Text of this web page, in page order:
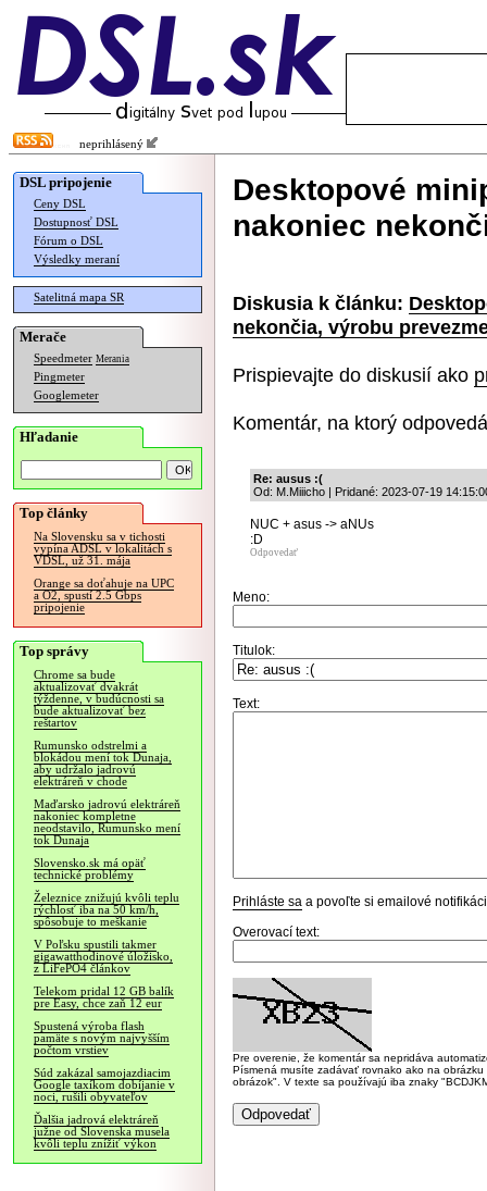
neprihlásený
DSL pripojenie
Ceny DSL
Dostupnosť DSL
Fórum o DSL
Výsledky meraní
Satelitná mapa SR
Merače
Speedmeter Merania
Pingmeter
Googlemeter
Hľadanie
Top články
Na Slovensku sa v tichosti
vypína ADSL v lokalitách s
VDSL, už 31. mája
Orange sa doťahuje na UPC
a O2, spustí 2.5 Gbps
pripojenie
Top správy
Chrome sa bude
aktualizovať dvakrát
týždenne, v budúcnosti sa
bude aktualizovať bez
reštartov
Rumunsko odstrelmi a
blokádou mení tok Dunaja,
aby udržalo jadrovú
elektráreň v chode
Maďarsko jadrovú elektráreň
nakoniec kompletne
neodstavilo, Rumunsko mení
tok Dunaja
Slovensko.sk má opäť
technické problémy
Železnice znižujú kvôli teplu
rýchlosť iba na 50 km/h,
spôsobuje to meškanie
V Poľsku spustili takmer
gigawatthodinové úložisko,
z LiFePO4 článkov
Telekom pridal 12 GB balík
pre Easy, chce zaň 12 eur
Spustená výroba flash
pamäte s novým najvyšším
počtom vrstiev
Súd zakázal samojazdiacim
Google taxíkom dobíjanie v
noci, rušili obyvateľov
Ďalšia jadrová elektráreň
južne od Slovenska musela
kvôli teplu znížiť výkon
Desktopové
nakoniec
Diskusia k článku:
nekončia, výrobu
Prispievajte do diskusií ako
Komentár, na ktorý
Re: ausus :(
Od: M.Miiicho | Pridané: 2023-07-19
NUC + asus -> aNUs
:D
Odpovedať
Meno:
Titulok:
Text:
Prihláste sa a povoľte si emailové
Overovací text:
Pre overenie, že komentár sa nepridáva
Písmená musíte zadávať rovnako ako na
obrázok". V texte sa používajú iba znaky